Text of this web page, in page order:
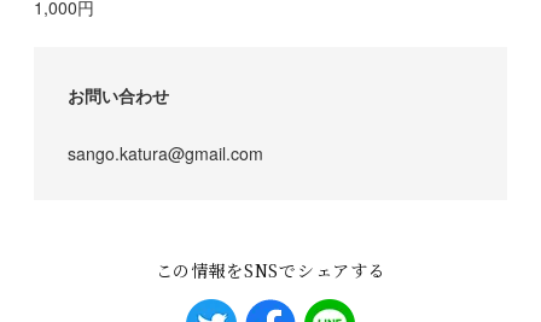
1,000円
お問い合わせ
sango.katura@gmail.com
この情報をSNSでシェアする